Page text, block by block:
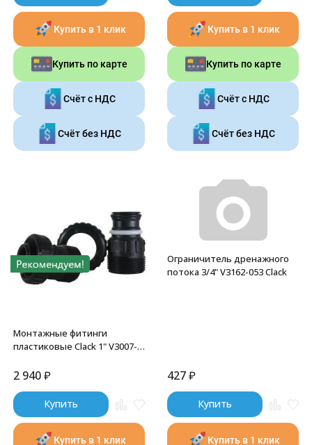
Купить в 1 клик
Купить по карте
Счёт с НДС
Счёт без НДС
Купить в 1 клик
Купить по карте
Счёт с НДС
Счёт без НДС
Монтажные фитинги
пластиковые Clack 1" V3007-
2 940₽
Купить
Купить в 1 клик
Ограничитель дренажного
потока 3/4" V3162-053 Clack
427₽
Купить
Купить в 1 клик